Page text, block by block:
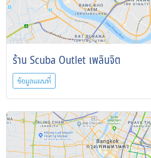
ร้าน Scuba Outlet เพลินจิต
ข้อมูลแผนที่